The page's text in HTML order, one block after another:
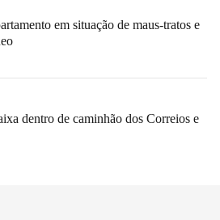
em situação de maus-tratos e
dentro de caminhão dos Correios e